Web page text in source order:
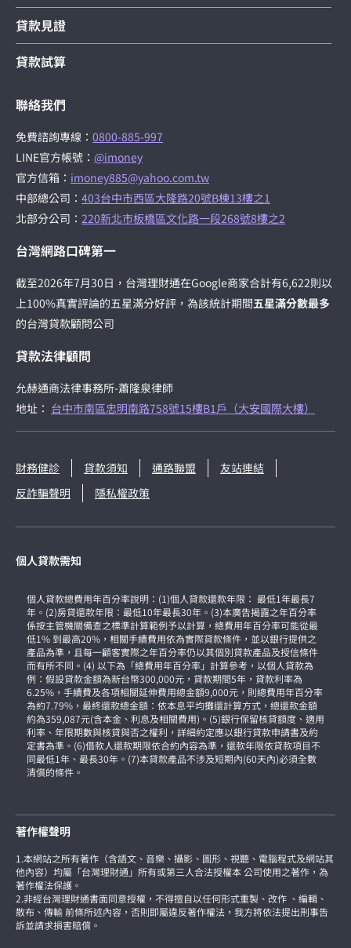
貸款見證
貸款試算
聯絡我們
免費諮詢專線： 0800-885-997
LINE官方帳號： @imoney
官方信箱： imoney885@yahoo.com.tw
中部總公司： 403台中市西區大隆路20號B棟13樓之1
北部分公司： 220新北市板橋區文化路一段268號8樓之2
台灣網路口碑第一
截至2026年7月30日，台灣理財通在Google商家合計有6,622則以
上100%真實評論的五星滿分好評，為該統計期間五星滿分數最多
的台灣貸款顧問公司
貸款法律顧問
允赫通商法律事務所-蕭隆泉律師
地址： 台中市南區忠明南路758號15樓B1戶（大安國際大樓）
財務健診 貸款須知 通路聯盟
友站連結
反詐騙聲明
隱私權政策
個人貸款需知
個人貸款總費用年百分率說明：(1)個人貸款還款年限： 最低1年最長7
年。(2)房貸還款年限：最低10年最長30年。(3)本廣告揭露之年百分率
係按主管機關備查之標準計算範例予以計算，總費用年百分率可能從最
低1% 到最高20%，相關手續費用依為實際貸款條件，並以銀行提供之
產品為準，且每一顧客實際之年百分率仍以其個別貸款產品及授信條件
而有所不同。(4) 以下為「總費用年百分率」計算參考，以個人貸款為
例：假設貸款金額為新台幣300,000元，貸款期間5年，貸款利率為
6.25%，手續費及各項相關延伸費用總金額9,000元，則總費用年百分率
為約7.79%，最終還款總金額：依本息平均攤還計算方式，總還款金額
約為359,087元(含本金、利息及相關費用)。(5)銀行保留核貸額度、適用
利率、年限期數與核貸與否之權利，詳細約定應以銀行貸款申請書及約
定書為準。(6)借款人還款期限依合約內容為準，還款年限依貸款項目不
同最低1年、最長30年。(7)本貸款產品不涉及短期內(60天內)必須全數
清償的條件。
著作權聲明
1.本網站之所有著作（含語文、音樂、攝影、圖形、視聽、電腦程式及網站其
他內容）均屬「台灣理財通」所有或第三人合法授權本 公司使用之著作，為
著作權法保護。
2.非經台灣理財通書面同意授權，不得擅自以任何形式重製、改作 、編輯、
散布、傳輸 前條所述內容，否則即屬違反著作權法，我方將依法提出刑事告
訴並請求損害賠償。